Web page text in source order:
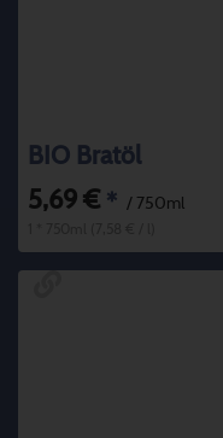
BIO Bratöl
5,69 € * / 750ml